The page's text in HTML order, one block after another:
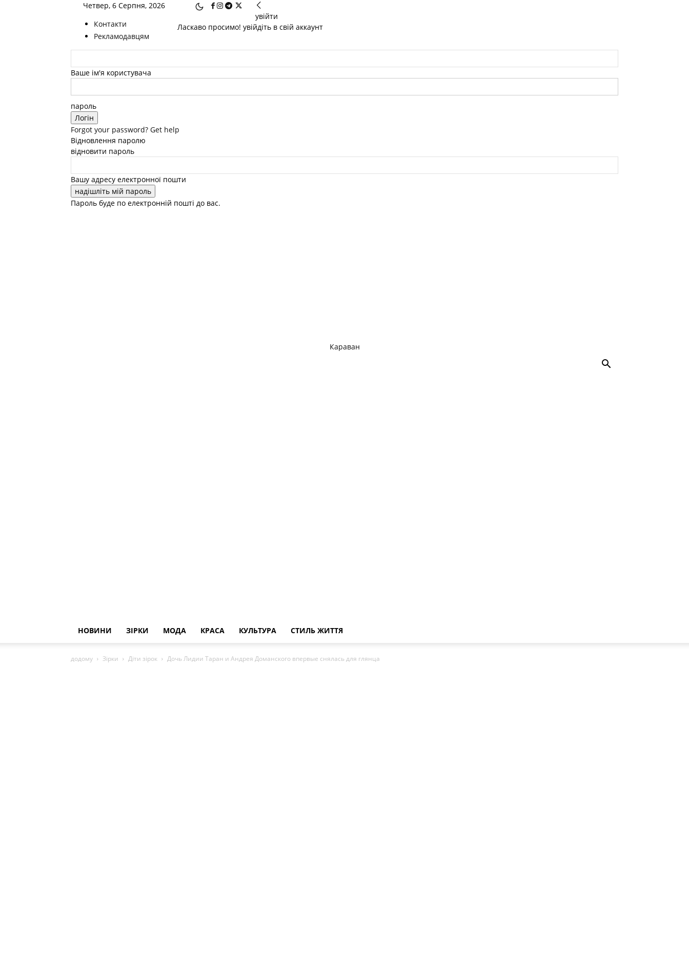
Четвер, 6 Серпня, 2026
Контакти
Рекламодавцям
увійти
Ласкаво просимо! увійдіть в свій аккаунт
Ваше ім'я користувача
пароль
Forgot your password? Get help
Відновлення паролю
відновити пароль
Вашу адресу електронної пошти
Пароль буде по електронній пошті до вас.
Караван
НОВИНИ ЗІРКИ МОДА КРАСА КУЛЬТУРА СТИЛЬ ЖИТТЯ
додому Зірки Діти зірок Дочь Лидии Таран и Андрея Доманского впервые снялась для глянца